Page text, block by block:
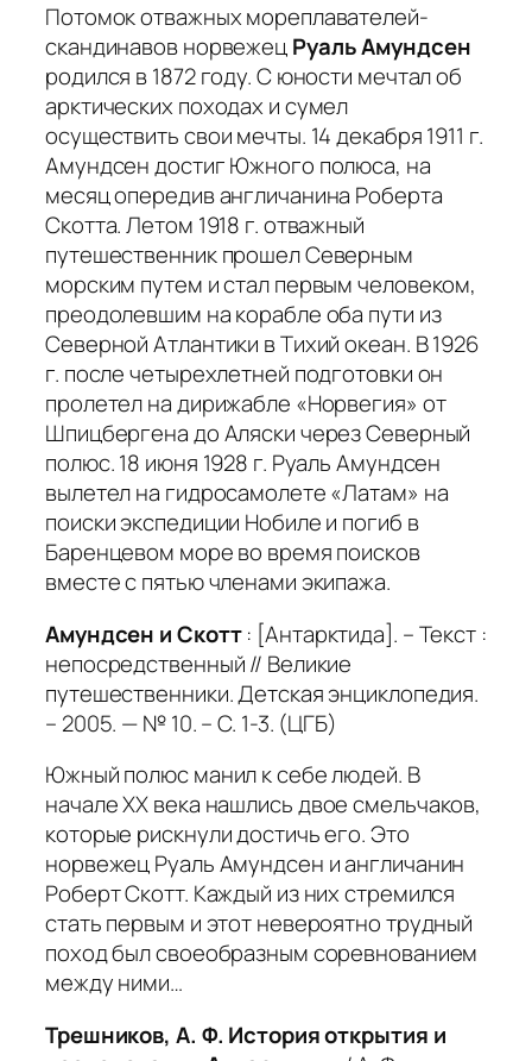
Потомок отважных мореплавателей-
скандинавов норвежецРуаль Амундсен
родился в 1872 году. С юности мечтал об
арктических походах и сумел
осуществить свои мечты. 14 декабря 1911 г.
Амундсен достиг Южного полюса, на
месяц опередив англичанина Роберта
Скотта. Летом 1918 г. отважный
путешественник прошел Северным
морским путем и стал первым человеком,
преодолевшим на корабле оба пути из
Северной Атлантики в Тихий океан. В 1926
г. после четырехлетней подготовки он
пролетел на дирижабле «Норвегия» от
Шпицбергена до Аляски через Северный
полюс. 18 июня 1928 г. Руаль Амундсен
вылетел на гидросамолете «Латам» на
поиски экспедиции Нобиле и погиб в
Баренцевом море во время поисков
вместе с пятью членами экипажа.
Амундсен и Скотт: [Антарктида]. – Текст :
непосредственный // Великие
путешественники. Детская энциклопедия.
– 2005. — № 10. – С. 1-3. (ЦГБ)
Южный полюс манил к себе людей. В
началеXXвека нашлись двое смельчаков,
которые рискнули достичь его. Это
норвежец Руаль Амундсен и англичанин
Роберт Скотт. Каждый из них стремился
стать первым и этот невероятно трудный
поход был своеобразным соревнованием
между ними…
Трешников, А. Ф. История открытия и